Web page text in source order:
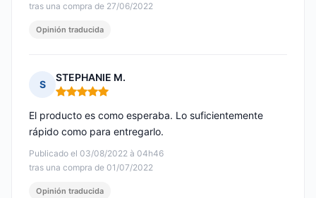
tras una compra de 27/06/2022
Opinión traducida
S
STEPHANIE M.
Nota: 5 de 5
Publicado el 03/08/2022 à 04h46
tras una compra de 01/07/2022
El producto es como esperaba. Lo suficientemente
rápido como para entregarlo.
Opinión traducida